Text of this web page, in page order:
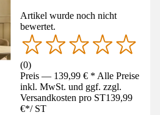
Artikel wurde noch nicht
bewertet.
(0)
Preis — 139,99 € * Alle Preise
inkl. MwSt. und ggf. zzgl.
Versandkosten pro ST139,99
€*/ ST